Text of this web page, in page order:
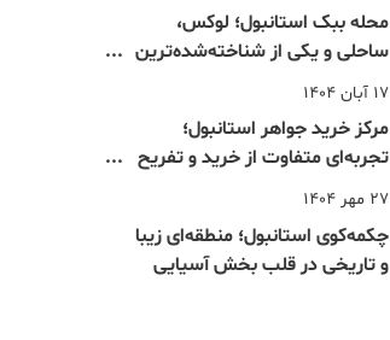
محله ببک استانبول؛ لوکس،
ساحلی و یکی از شناخته‌شده‌ترین
نقاط بسفر
17 آبان 1404
مرکز خرید جواهر استانبول؛
تجربه‌ای متفاوت از خرید و تفریح
در قلب استانبول
27 مهر 1404
چکمه‌کوی استانبول؛ منطقه‌ای زیبا
و تاریخی در قلب بخش آسیایی